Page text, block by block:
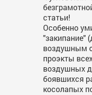
статьи!
Особенно
"закипание"
воздушным
проэкты
воздушных
боявшихся
косолапых